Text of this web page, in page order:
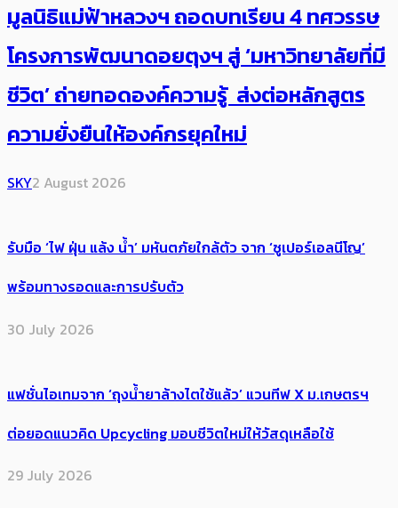
มูลนิธิแม่ฟ้าหลวงฯ ถอดบทเรียน 4 ทศวรรษ
โครงการพัฒนาดอยตุงฯ สู่ ‘มหาวิทยาลัยที่มี
ชีวิต’ ถ่ายทอดองค์ความรู้ ส่งต่อหลักสูตร
ความยั่งยืนให้องค์กรยุคใหม่
SKY2 August 2026
รับมือ ‘ไฟ ฝุ่น แล้ง น้ำ’ มหันตภัยใกล้ตัว จาก ‘ซูเปอร์เอลนีโญ’
พร้อมทางรอดและการปรับตัว
30 July 2026
แฟชั่นไอเทมจาก ‘ถุงน้ำยาล้างไตใช้แล้ว’ แวนทีฟ X ม.เกษตรฯ
ต่อยอดแนวคิด Upcycling มอบชีวิตใหม่ให้วัสดุเหลือใช้
29 July 2026